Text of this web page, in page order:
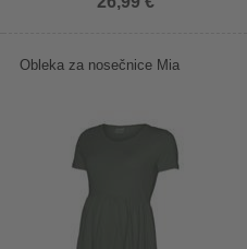
Obleka za nosečnice Mia